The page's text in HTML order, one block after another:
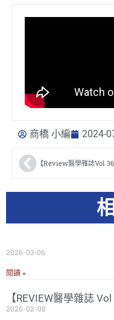
商橋 小編 2024-
2026-03-06
閱讀 »
【REVIEW醫學雜誌
2026-02-08